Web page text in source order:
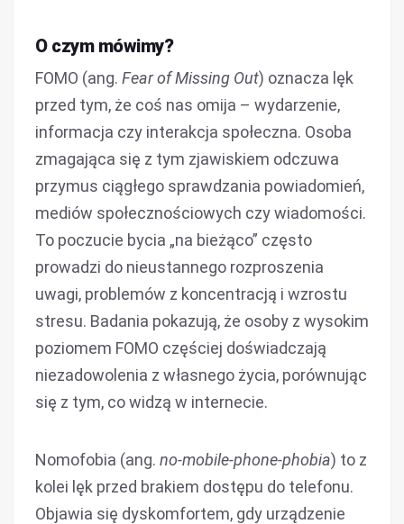
O czym mówimy?
FOMO (ang. Fear of Missing Out) oznacza lęk
przed tym, że coś nas omija – wydarzenie,
informacja czy interakcja społeczna. Osoba
zmagająca się z tym zjawiskiem odczuwa
przymus ciągłego sprawdzania powiadomień,
mediów społecznościowych czy wiadomości.
To poczucie bycia „na bieżąco” często
prowadzi do nieustannego rozproszenia
uwagi, problemów z koncentracją i wzrostu
stresu. Badania pokazują, że osoby z wysokim
poziomem FOMO częściej doświadczają
niezadowolenia z własnego życia, porównując
się z tym, co widzą w internecie.
Nomofobia (ang. no-mobile-phone-phobia) to z
kolei lęk przed brakiem dostępu do telefonu.
Objawia się dyskomfortem, gdy urządzenie